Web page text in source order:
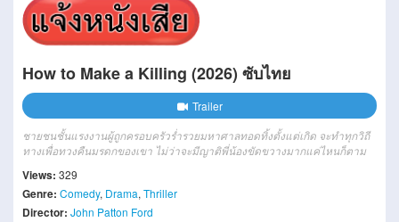
How to Make a Killing (2026) ซับไทย
Trailer
ชายชนชั้นแรงงานผู้ถูกครอบครัวร่ำรวยมหาศาลทอดทิ้งตั้งแต่เกิด จะทำทุกวิถี
ทางเพื่อทวงคืนมรดกของเขา ไม่ว่าจะมีญาติพี่น้องขัดขวางมากแค่ไหนก็ตาม
Views: 329
Genre: Comedy, Drama, Thriller
Director: John Patton Ford